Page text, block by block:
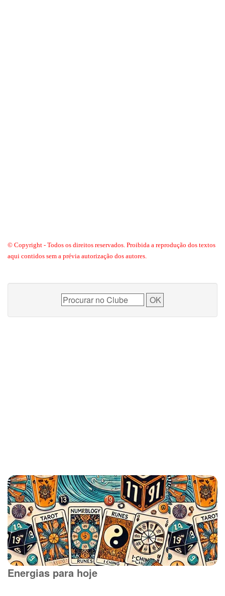
© Copyright - Todos os direitos reservados. Proibida a reprodução dos textos
aqui contidos sem a prévia autorização dos autores.
Energias para hoje